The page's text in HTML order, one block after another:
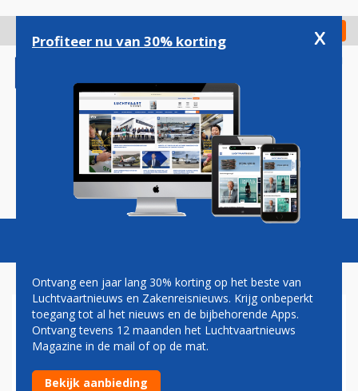
gaan
Check in
Magazine Podcasts Vacatures
LUCHTHAVEN KINSHASA
HEROPEND, MAATREGELEN
TEGEN EBOLA BLIJVEN VAN
Profiteer nu van 30% korting x
Ontvang een jaar lang 30% korting op het beste van
Luchtvaartnieuws en Zakenreisnieuws. Krijg onbeperkt
toegang tot al het nieuws en de bijbehorende Apps.
Ontvang tevens 12 maanden het Luchtvaartnieuws
Magazine in de mail of op de mat.
Bekijk aanbieding